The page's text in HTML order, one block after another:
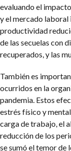
evaluando el
y el mercado
productividad
de las secuelas con
recuperados, y las
También es
ocurridos en la
pandemia. Estos
estrés físico y
carga de trabajo, el
reducción de los
se sumó el temor de